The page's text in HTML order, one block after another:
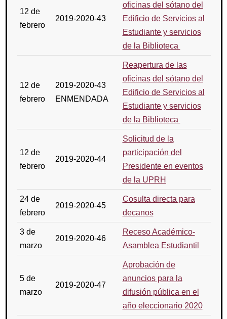
12 de
febrero
2019-2020-43
oficinas del sótano del
Edificio de Servicios al
Estudiante y servicios
de la Biblioteca
12 de
febrero
2019-2020-43
ENMENDADA
Reapertura de las
oficinas del sótano del
Edificio de Servicios al
Estudiante y servicios
de la Biblioteca
12 de
febrero
2019-2020-44
Solicitud de la
participación del
Presidente en eventos
de la UPRH
24 de
febrero
2019-2020-45
Cosulta directa para
decanos
3 de
marzo
2019-2020-46
Receso Académico-
Asamblea Estudiantil
5 de
marzo
2019-2020-47
Aprobación de
anuncios para la
difusión pública en el
año eleccionario 2020